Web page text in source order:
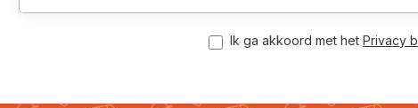
Ik ga akkoord met het Privacy